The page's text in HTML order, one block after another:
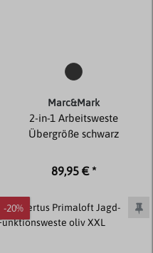
Marc&Mark
2-in-1 Arbeitsweste
Übergröße schwarz
89,95 € *
-20%